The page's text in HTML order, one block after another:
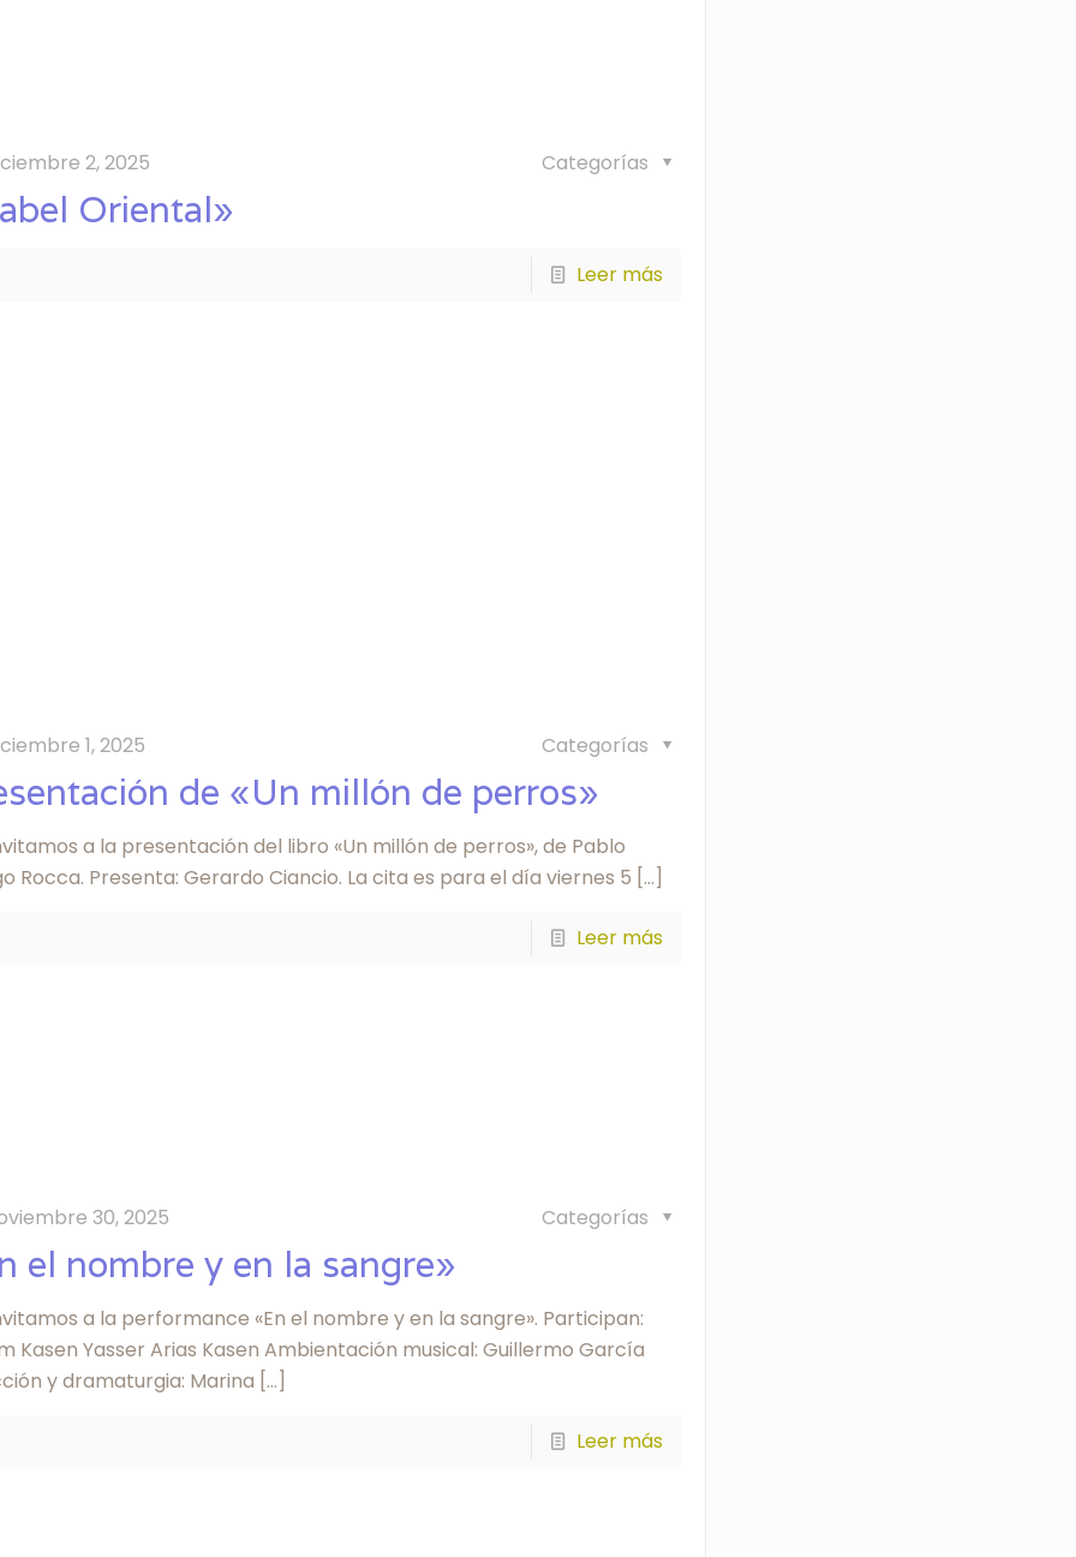
2, 2025 Categorías
Oriental»
Leer más
1, 2025 Categorías
de «Un millón de perros»
a la presentación del libro «Un millón de perros», de Pablo
Rocca. Presenta: Gerardo Ciancio. La cita es para el día viernes 5 […]
Leer más
30, 2025 Categorías
el nombre y en la sangre»
a la performance «En el nombre y en la sangre». Participan:
Kasen Yasser Arias Kasen Ambientación musical: Guillermo García
y dramaturgia: Marina […]
Leer más